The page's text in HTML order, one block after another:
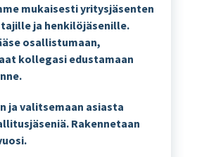
mukaisesti yritysjäsenten
ja henkilöjäsenille.
osallistumaan,
kollegasi edustamaan
ja valitsemaan asiasta
Rakennetaan